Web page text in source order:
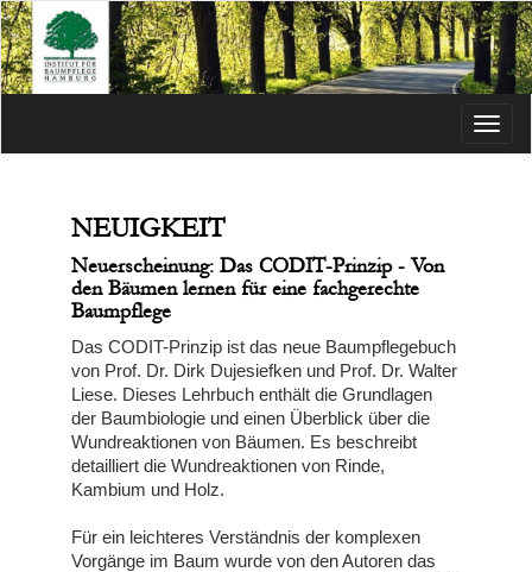
Menü
NEUIGKEIT
Neuerscheinung: Das CODIT-Prinzip - Von
den Bäumen lernen für eine fachgerechte
Baumpflege
Das CODIT-Prinzip ist das neue Baumpflegebuch
von Prof. Dr. Dirk Dujesiefken und Prof. Dr. Walter
Liese. Dieses Lehrbuch enthält die Grundlagen
der Baumbiologie und einen Überblick über die
Wundreaktionen von Bäumen. Es beschreibt
detailliert die Wundreaktionen von Rinde,
Kambium und Holz.
Für ein leichteres Verständnis der komplexen
Vorgänge im Baum wurde von den Autoren das